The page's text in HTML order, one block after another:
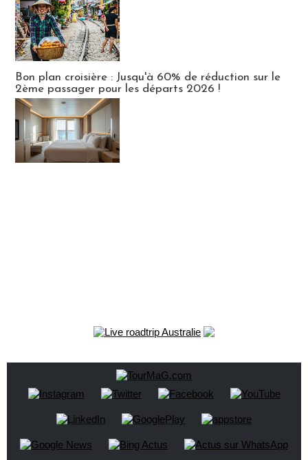
Bon plan croisière : Jusqu'à 60% de réduction sur le
2ème passager pour les départs 2026 !